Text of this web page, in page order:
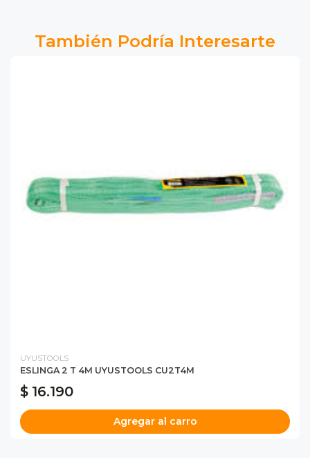
También Podría Interesarte
UYUSTOOLS
ESLINGA 2 T 4M UYUSTOOLS CU2T4M
$ 16.190
Agregar al carro